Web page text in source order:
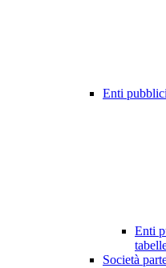
Enti
Enti
Società